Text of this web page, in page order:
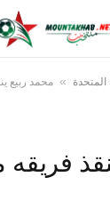
المتحدة » محمد ربيع